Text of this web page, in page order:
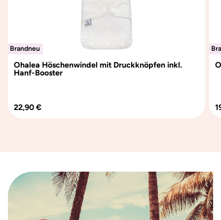
Brandneu
Brandneu
Ohalea Höschenwindel mit Druckknöpfen inkl.
Hanf-Booster
Regulärer Preis:
22,90 €